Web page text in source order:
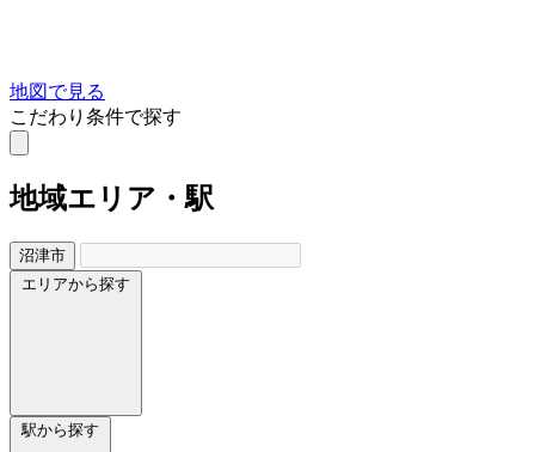
地図で見る
こだわり条件で探す
地域エリア・駅
沼津市
エリアから探す
駅から探す